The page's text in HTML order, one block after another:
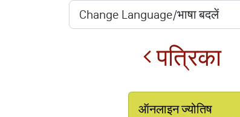
पत्रिका
ऑनलाइन ज्योतिष